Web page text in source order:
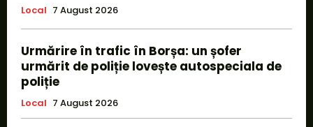
Local 7 August 2026
Urmărire în trafic în Borșa: un șofer
urmărit de poliție lovește autospeciala de
poliție
Local 7 August 2026